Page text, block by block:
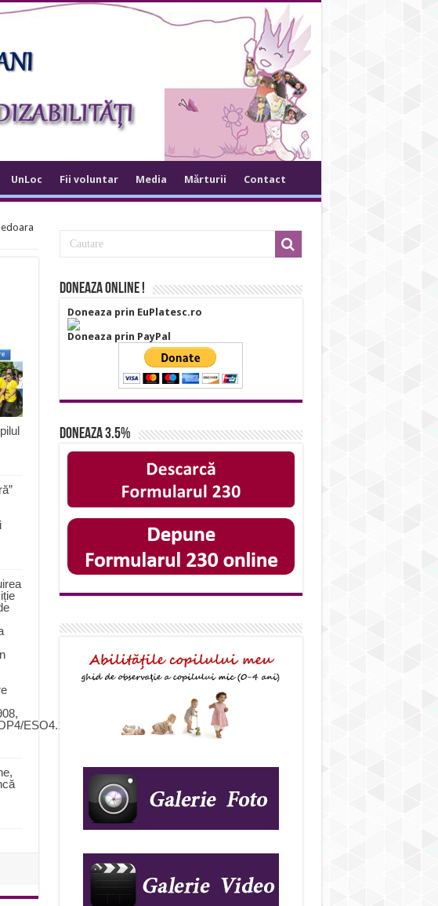
UnLoc Fii voluntar Media Mărturii Contact
ESO4.11/PIDS_A23
Doneaza online !
Doneaza prin EuPlatesc.ro
Doneaza prin PayPal
Doneaza 3.5%